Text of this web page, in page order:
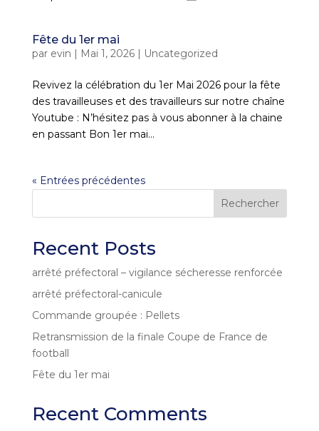
Fête du 1er mai
par evin | Mai 1, 2026| Uncategorized
Revivez la célébration du 1er Mai 2026 pour la fête
des travailleuses et des travailleurs sur notre chaîne
Youtube : N’hésitez pas à vous abonner à la chaine
en passant Bon 1er mai...
« Entrées précédentes
Rechercher
Recent Posts
arrêté préfectoral – vigilance sécheresse renforcée
arrêté préfectoral-canicule
Commande groupée : Pellets
Retransmission de la finale Coupe de France de
football
Fête du 1er mai
Recent Comments